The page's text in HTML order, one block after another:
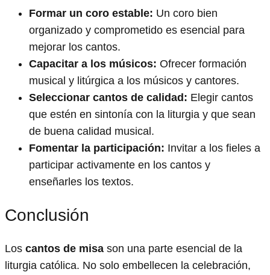
Formar un coro estable: Un coro bien
organizado y comprometido es esencial para
mejorar los cantos.
Capacitar a los músicos: Ofrecer formación
musical y litúrgica a los músicos y cantores.
Seleccionar cantos de calidad: Elegir cantos
que estén en sintonía con la liturgia y que sean
de buena calidad musical.
Fomentar la participación: Invitar a los fieles a
participar activamente en los cantos y
enseñarles los textos.
Conclusión
Los cantos de misa son una parte esencial de la
liturgia católica. No solo embellecen la celebración,